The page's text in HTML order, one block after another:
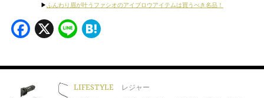
▶︎ ふんわり眉が叶うファシオのアイブロウアイテムは買うべき名品！
Facebook
X Line
LIFESTYLE レジャー